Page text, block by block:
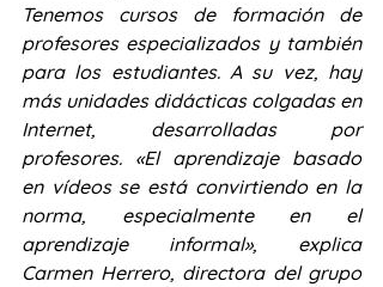
Tenemos cursos de formación de
profesores especializados y también
para los estudiantes. A su vez, hay
más unidades didácticas colgadas en
Internet, desarrolladas por
profesores. «El aprendizaje basado
en vídeos se está convirtiendo en la
norma, especialmente en el
aprendizaje informal», explica
Carmen Herrero, directora del grupo